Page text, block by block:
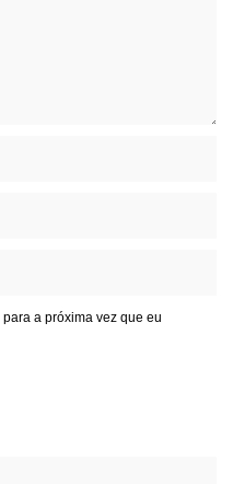
a próxima vez que eu